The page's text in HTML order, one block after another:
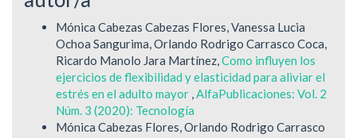
Mónica Cabezas Cabezas Flores, Vanessa Lucia
Ochoa Sangurima, Orlando Rodrigo Carrasco Coca,
Ricardo Manolo Jara Martínez,Como influyen los
ejercicios de flexibilidad y elasticidad para aliviar el
estrés en el adulto mayor ,AlfaPublicaciones: Vol. 2
Núm. 3 (2020): Tecnología
Mónica Cabezas Flores, Orlando Rodrigo Carrasco